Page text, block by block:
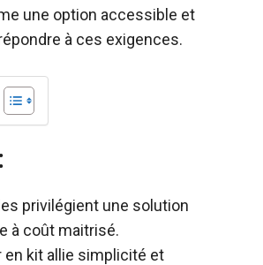
une option accessible et
à ces exigences.
privilégient une solution
à coût maitrisé.
en kit allie simplicité et